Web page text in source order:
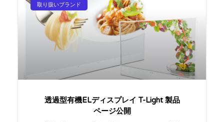
取り扱いブランド
透過型有機ELディスプレイ T-Light 製品
ページ公開